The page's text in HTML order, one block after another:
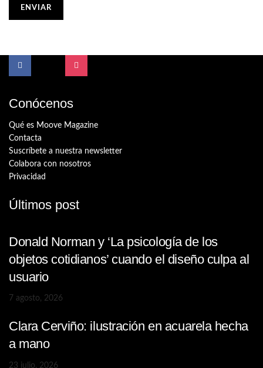
Conócenos
Qué es Moove Magazine
Contacta
Suscríbete a nuestra newsletter
Colabora con nosotros
Privacidad
Últimos post
Donald Norman y ‘La psicología de los
objetos cotidianos’ cuando el diseño culpa al
usuario
7 agosto, 2026
Clara Cerviño: ilustración en acuarela hecha
a mano
23 julio, 2026